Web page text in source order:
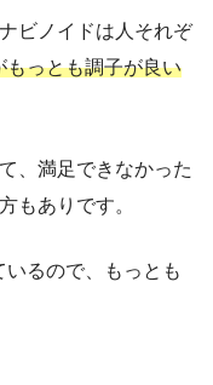
ビノイドは人それぞ
っとも調子が良い
、満足できなかった
もありです。
るので、もっとも